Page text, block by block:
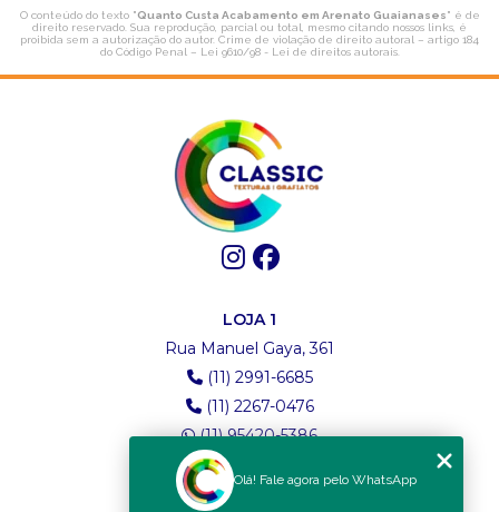
O conteúdo do texto "Quanto Custa Acabamento em Arenato Guaianases" é de
direito reservado. Sua reprodução, parcial ou total, mesmo citando nossos links, é
proibida sem a autorização do autor. Crime de violação de direito autoral – artigo 184
do Código Penal – Lei 9610/98 - Lei de direitos autorais.
LOJA 1
Rua Manuel Gaya, 361
(11) 2991-6685
(11) 2267-0476
(11) 95420-5386
LOJA 2
Olá! Fale agora pelo WhatsApp